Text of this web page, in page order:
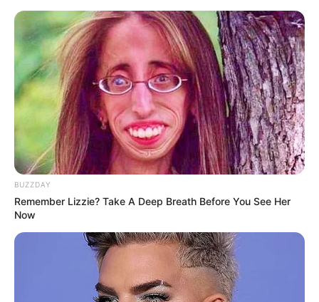
(foto: reddit/turtleduck246)
Baca juga:10 Lukisan yang Terbuat dari Kerikil, Gambar
Manusia hingga Hewan
Dengan barang-barang yang ada di rumah, sepatu lama jadi lebih
bagus dan tampak seperti baru. Jika tak rusak, gak perlu dibuang
dulu ya.
TAGS SEPATU
BUZZDAY
Remember Lizzie? Take A Deep Breath Before You See Her
Now